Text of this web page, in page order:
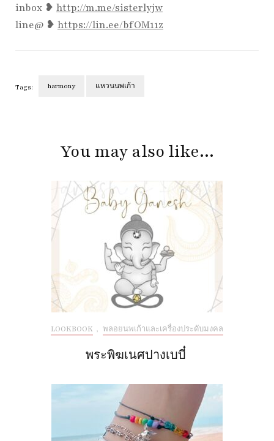
inbox ❥ http://m.me/sisterlyjw
line@ ❥ https://lin.ee/bfOM11z
Tags: harmony แหวนนพเก้า
You may also like...
LOOKBOOK , พลอยนพเก้าและเครื่องประดับมงคล
พระพิฆเนศปางเบบี๋